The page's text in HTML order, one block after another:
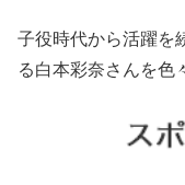
子役時代から活躍を
る白本彩奈さんを色